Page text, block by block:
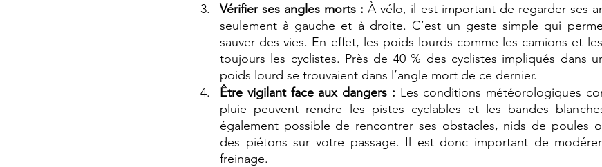
Vérifier ses angles morts : À vélo, il est important de regarder ses
seulement à gauche et à droite. C’est un geste simple qui
sauver des vies. En effet, les poids lourds comme les camions et
toujours les cyclistes. Près de 40 % des cyclistes impliqués dans
poids lourd se trouvaient dans l’angle mort de ce dernier.
Être vigilant face aux dangers : Les conditions météorologiques
pluie peuvent rendre les pistes cyclables et les bandes
également possible de rencontrer ses obstacles, nids de poules
des piétons sur votre passage. Il est donc important de
freinage.